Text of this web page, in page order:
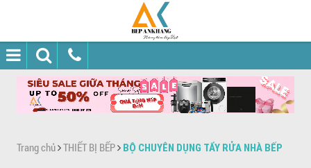
Trang chủ THIẾT BỊ BẾP BỘ CHUYÊN DỤNG TẨY RỬA NHÀ BẾP